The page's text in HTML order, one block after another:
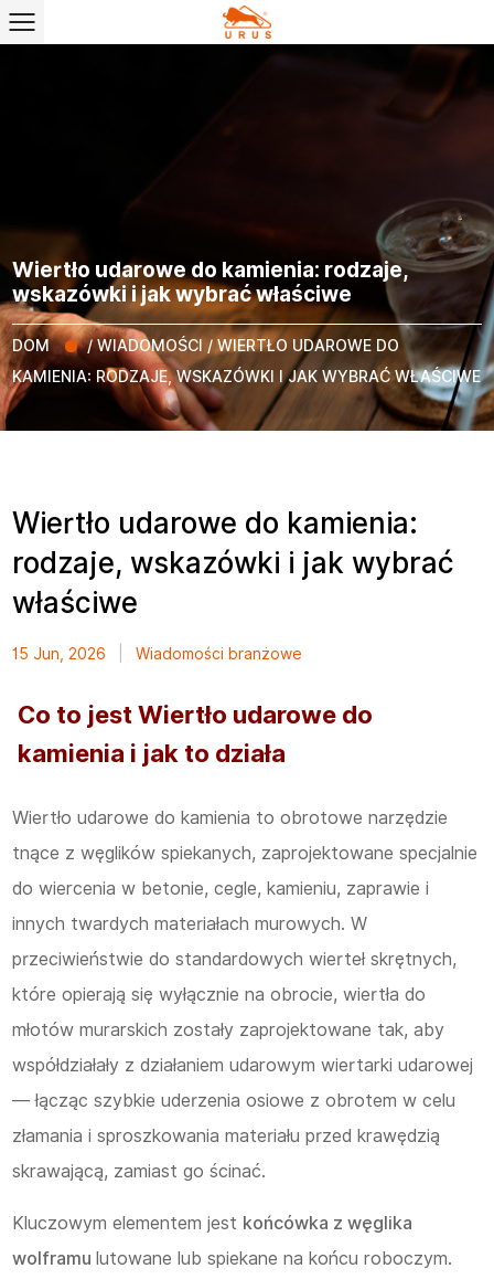
Wiertło udarowe do kamienia: rodzaje,
wskazówki i jak wybrać właściwe
DOM /WIADOMOŚCI /WIERTŁO UDAROWE DO
KAMIENIA: RODZAJE, WSKAZÓWKI I JAK WYBRAĆ WŁAŚCIWE
Wiertło udarowe do kamienia:
rodzaje, wskazówki i jak wybrać
właściwe
15 Jun, 2026 Wiadomości branżowe
Co to jestWiertło udarowe do
kamienia i jak to działa
Wiertło udarowe do kamienia to obrotowe narzędzie
tnące z węglików spiekanych, zaprojektowane specjalnie
do wiercenia w betonie, cegle, kamieniu, zaprawie i
innych twardych materiałach murowych. W
przeciwieństwie do standardowych wierteł skrętnych,
które opierają się wyłącznie na obrocie, wiertła do
młotów murarskich zostały zaprojektowane tak, aby
współdziałały z działaniem udarowym wiertarki udarowej
— łącząc szybkie uderzenia osiowe z obrotem w celu
złamania i sproszkowania materiału przed krawędzią
skrawającą, zamiast go ścinać.
Kluczowym elementem jest końcówka z węglika
wolframulutowane lub spiekane na końcu roboczym.